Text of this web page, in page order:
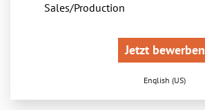
Sales/Production
Jetzt bewerben
English (US)